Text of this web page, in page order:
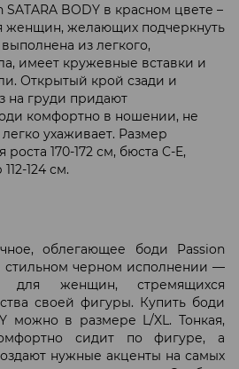
SATARA BODY в красном цвете –
женщин, желающих подчеркнуть
из легкого,
имеет кружевные вставки и
Открытый крой сзади и
на груди придают
комфортно в ношении, не
ухаживает. Размер
роста 170-172 см, бюста C-E,
124 см.
облегающее боди Passion
стильном черном исполнении —
для женщин, стремящихся
своей фигуры. Купить боди
можно в размере L/XL. Тонкая,
сидит по фигуре, а
нужные акценты на самых